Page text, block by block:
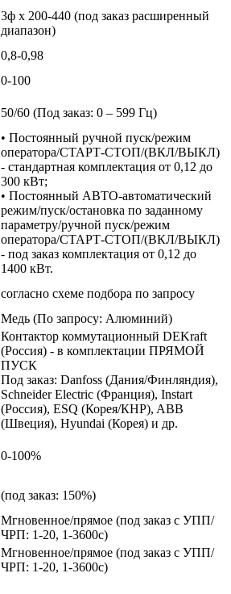
3ф х 200-440 (под заказ расширенный
диапазон)
0,8-0,98
0-100
50/60 (Под заказ: 0 – 599 Гц)
• Постоянный ручной пуск/режим
оператора/СТАРТ-СТОП/(ВКЛ/ВЫКЛ)
- стандартная комплектация от 0,12 до
300 кВт;
• Постоянный АВТО-автоматический
режим/пуск/остановка по заданному
параметру/ручной пуск/режим
оператора/СТАРТ-СТОП/(ВКЛ/ВЫКЛ)
- под заказ комплектация от 0,12 до
1400 кВт.
согласно схеме подбора по запросу
Медь (По запросу: Алюминий)
Контактор коммутационный DEKraft
(Россия) - в комплектации ПРЯМОЙ
ПУСК
Под заказ: Danfoss (Дания/Финляндия),
Schneider Electric (Франция), Instart
(Россия), ESQ (Корея/КНР), ABB
(Швеция), Hyundai (Корея) и др.
0-100%
(под заказ: 150%)
Мгновенное/прямое (под заказ с УПП/
ЧРП: 1-20, 1-3600с)
Мгновенное/прямое (под заказ с УПП/
ЧРП: 1-20, 1-3600с)